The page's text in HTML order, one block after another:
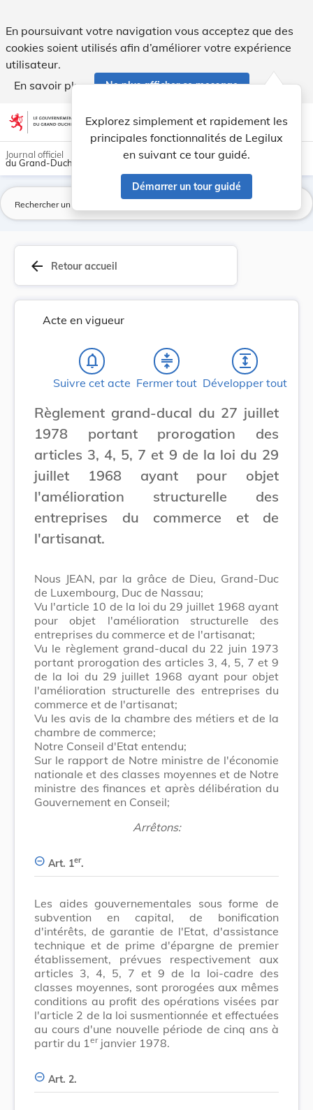
En poursuivant votre navigation vous acceptez que des
cookies soient utilisés afin d’améliorer votre expérience
utilisateur.
En savoir plus
Ne plus afficher ce message
Aller au contenu account_circle help Aide
Explorez simplement et rapidement les
principales fonctionnalités de Legilux
en suivant ce tour guidé.
Démarrer un tour guidé
light_mode dark_mode
Journal officiel
du Grand-Duché de Luxembourg
arrow_back Retour accueil
Acte en vigueur
notifications_none
Suivre cet acte
compress
Fermer tout
expand
Développer tout
Règlement grand-ducal du 27 juillet
1978 portant prorogation des
articles 3, 4, 5, 7 et 9 de la loi du 29
juillet 1968 ayant pour objet
l'amélioration structurelle des
entreprises du commerce et de
l'artisanat.
Nous JEAN, par la grâce de Dieu, Grand-Duc
de Luxembourg, Duc de Nassau;
Vu l'article 10 de la loi du 29 juillet 1968 ayant
pour objet l'amélioration structurelle des
entreprises du commerce et de l'artisanat;
Vu le règlement grand-ducal du 22 juin 1973
portant prorogation des articles 3, 4, 5, 7 et 9
de la loi du 29 juillet 1968 ayant pour objet
l'amélioration structurelle des entreprises du
commerce et de l'artisanat;
Vu les avis de la chambre des métiers et de la
chambre de commerce;
Notre Conseil d'Etat entendu;
Sur le rapport de Notre ministre de l'économie
nationale et des classes moyennes et de Notre
ministre des finances et après délibération du
Gouvernement en Conseil;
Arrêtons:
Art. 1er.
Les aides gouvernementales sous forme de
subvention en capital, de bonification
d'intérêts, de garantie de l'Etat, d'assistance
technique et de prime d'épargne de premier
établissement, prévues respectivement aux
articles 3, 4, 5, 7 et 9 de la loi-cadre des
classes moyennes, sont prorogées aux mêmes
conditions au profit des opérations visées par
l'article 2 de la loi susmentionnée et effectuées
au cours d'une nouvelle période de cinq ans à
partir du 1 erjanvier 1978.
Art. 2.